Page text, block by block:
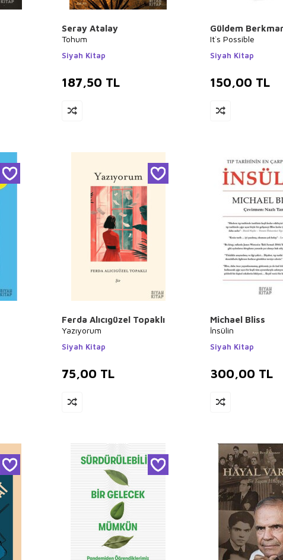
Seray Atalay
Tohum
Siyah Kitap
187,50 TL
Güldem
It`s Possible
Siyah Kitap
150,00 TL
Ferda Alıcıgüzel Topaklı
Yazıyorum
Siyah Kitap
75,00 TL
Michael Bliss
İnsülin
Siyah Kitap
300,00 TL